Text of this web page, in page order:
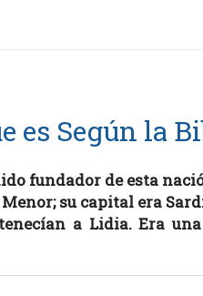
es Según la
fundador de esta
su capital era
a Lidia. Era